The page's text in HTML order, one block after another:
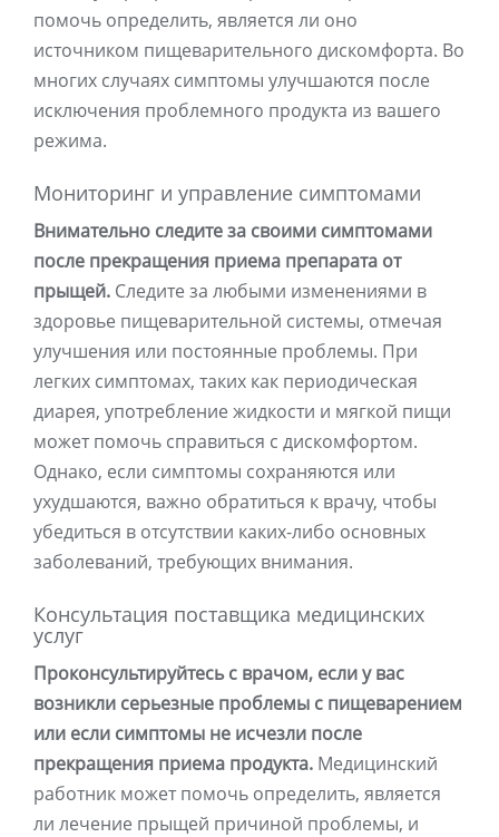
помочь определить, является ли оно
источником пищеварительного дискомфорта. Во
многих случаях симптомы улучшаются после
исключения проблемного продукта из вашего
режима.
Мониторинг и управление симптомами
Внимательно следите за своими симптомами
после прекращения приема препарата от
прыщей. Следите за любыми изменениями в
здоровье пищеварительной системы, отмечая
улучшения или постоянные проблемы. При
легких симптомах, таких как периодическая
диарея, употребление жидкости и мягкой пищи
может помочь справиться с дискомфортом.
Однако, если симптомы сохраняются или
ухудшаются, важно обратиться к врачу, чтобы
убедиться в отсутствии каких-либо основных
заболеваний, требующих внимания.
Консультация поставщика медицинских
услуг
Проконсультируйтесь с врачом, если у вас
возникли серьезные проблемы с пищеварением
или если симптомы не исчезли после
прекращения приема продукта. Медицинский
работник может помочь определить, является
ли лечение прыщей причиной проблемы, и